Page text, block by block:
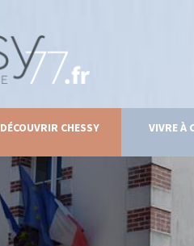
DÉCOUVRIR CHESSY VIVRE À